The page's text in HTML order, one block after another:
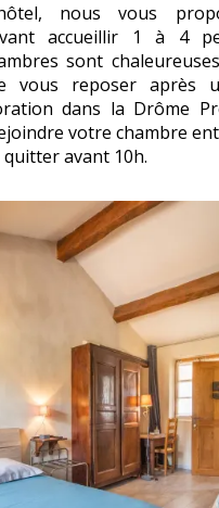
nous vous
accueillir 1 à 4
sont
vous reposer après
dans la Drôme
votre chambre
avant 10h.